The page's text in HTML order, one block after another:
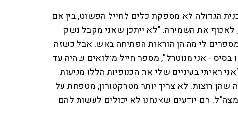
הגדולה לא מספקת כלים לחייל הפשוט, בין אם
לאכוף את השמירה. "לא ייתכן שאני מקבל נשק
לי מה הן הוראות הפתיחה באש, אבל כשזה
בסיס - אני מנוטרל", מספר חייל מילואים שהיה עד
ראיתי בעיניים שלי את הכנופיות הללו מגיעות
רוצות. לא צריך יותר מטרקטורון, מטפחת על
הם יודעים שאנחנו לא יכולים לעשות להם